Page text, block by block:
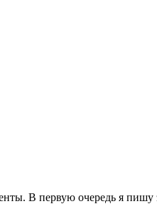
В первую очередь я пишу